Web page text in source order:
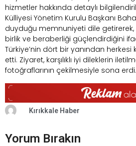
hizmetler hakkında detaylı
Külliyesi Yönetim Kurulu Başkanı
duyduğu memnuniyeti dile getirerek,
birlik ve beraberliği güçlendirdiğini
Türkiye’nin dört bir yanından
etti. Ziyaret, karşılıklı iyi dileklerin
fotoğraflarının çekilmesiyle sona erdi.
Kırıkkale Haber
Yorum Bırakın